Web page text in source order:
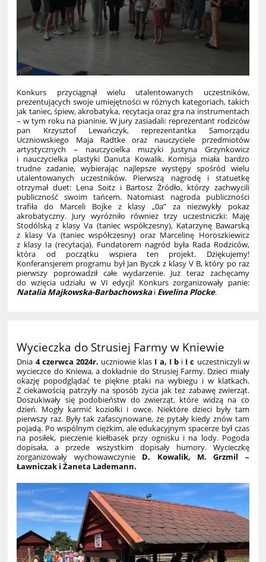
Konkurs przyciągnął wielu utalentowanych uczestników,
prezentujących swoje umiejętności w różnych kategoriach, takich
jak taniec, śpiew, akrobatyka, recytacja oraz gra na instrumentach
– w tym roku na pianinie. W jury zasiadali: reprezentant rodziców
pan Krzysztof Lewańczyk, reprezentantka Samorządu
Uczniowskiego Maja Radtke oraz nauczyciele przedmiotów
artystycznych – nauczycielka muzyki Justyna Grzynkowicz
i nauczycielka plastyki Danuta Kowalik. Komisja miała bardzo
trudne zadanie, wybierając najlepsze występy spośród wielu
utalentowanych uczestników. Pierwszą nagrodę i statuetkę
otrzymał duet: Lena Soitz i Bartosz Źródło, którzy zachwycili
publiczność swoim tańcem. Natomiast nagroda publiczności
trafiła do Marceli Bojke z klasy „0a” za niezwykły pokaz
akrobatyczny. Jury wyróżniło również trzy uczestniczki: Maję
Stodólską z klasy Va (taniec współczesny), Katarzynę Bawarską
z klasy Va (taniec współczesny) oraz Marcelinę Horoszkiewicz
z klasy Ia (recytacja). Fundatorem nagród była Rada Rodziców,
która od początku wspiera ten projekt. Dziękujemy!
Konferansjerem programu był Jan Byczk z klasy V B, który po raz
pierwszy poprowadził całe wydarzenie. Już teraz zachęcamy
do wzięcia udziału w VI edycji! Konkurs zorganizowały panie:
Natalia Majkowska-Barbachowskai Ewelina Plocke.
Wycieczka do Strusiej Farmy w Kniewie
Dnia 4 czerwca 2024r. uczniowie klas I a, I bi I c uczestniczyli w
wycieczce do Kniewa, a dokładnie do Strusiej Farmy. Dzieci miały
okazję popodglądać te piękne ptaki na wybiegu i w klatkach.
Z ciekawością patrzyły na sposób życia jak też zabawę zwierząt.
Doszukiwały się podobieństw do zwierząt, które widzą na co
dzień. Mogły karmić koziołki i owce. Niektóre dzieci były tam
pierwszy raz. Były tak zafascynowane, że pytały kiedy znów tam
pojadą. Po wspólnym ciężkim, ale edukacyjnym spacerze był czas
na posiłek, pieczenie kiełbasek przy ognisku i na lody. Pogoda
dopisała, a przede wszystkim dopisały humory. Wycieczkę
zorganizowały wychowawczynieD. Kowalik, M. Grzmil –
Ławniczak i Żaneta Lademann.